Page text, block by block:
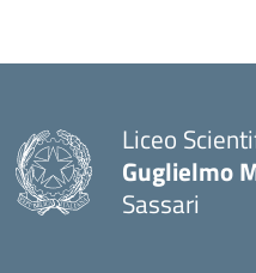
Liceo
Guglielmo
Sassari